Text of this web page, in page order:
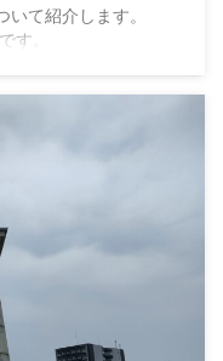
て紹介します。
す。